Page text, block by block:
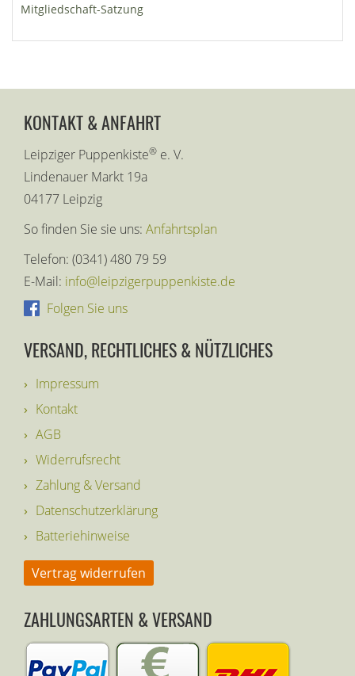
Mitgliedschaft-Satzung
KONTAKT & ANFAHRT
Leipziger Puppenkiste® e. V.
Lindenauer Markt 19a
04177 Leipzig
So finden Sie sie uns: Anfahrtsplan
Telefon: (0341) 480 79 59
E-Mail: info@leipzigerpuppenkiste.de
Folgen Sie uns
VERSAND, RECHTLICHES & NÜTZLICHES
Impressum
Kontakt
AGB
Widerrufsrecht
Zahlung & Versand
Datenschutzerklärung
Batteriehinweise
Vertrag widerrufen
ZAHLUNGSARTEN & VERSAND